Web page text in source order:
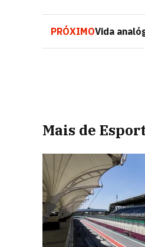
PRÓXIMOVida
Mais de